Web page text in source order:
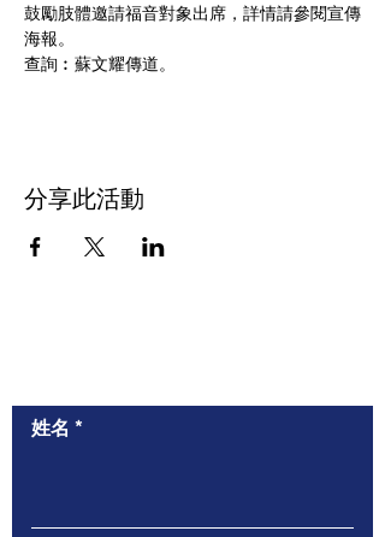
鼓勵肢體邀請福音對象出席，詳情請參閱宣傳
海報。
查詢︰蘇文耀傳道。
分享此活動
姓名